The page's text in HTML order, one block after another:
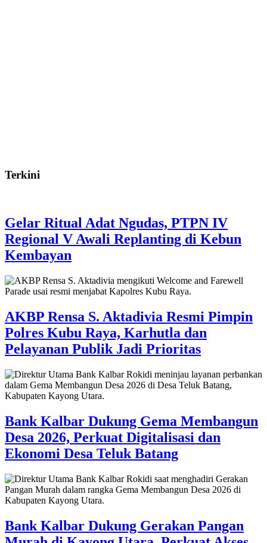
Terkini
Gelar Ritual Adat Ngudas, PTPN IV
Regional V Awali Replanting di Kebun
Kembayan
AKBP Rensa S. Aktadivia Resmi Pimpin
Polres Kubu Raya, Karhutla dan
Pelayanan Publik Jadi Prioritas
Bank Kalbar Dukung Gema Membangun
Desa 2026, Perkuat Digitalisasi dan
Ekonomi Desa Teluk Batang
Bank Kalbar Dukung Gerakan Pangan